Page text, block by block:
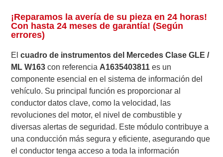
¡Reparamos la avería de su pieza en 24 horas!
Con hasta 24 meses de garantía! (Según
errores)
Elcuadro de instrumentos del Mercedes Clase GLE /
ML W163con referencia A1635403811 es un
componente esencial en el sistema de información del
vehículo. Su principal función es proporcionar al
conductor datos clave, como la velocidad, las
revoluciones del motor, el nivel de combustible y
diversas alertas de seguridad. Este módulo contribuye a
una conducción más segura y eficiente, asegurando que
el conductor tenga acceso a toda la información